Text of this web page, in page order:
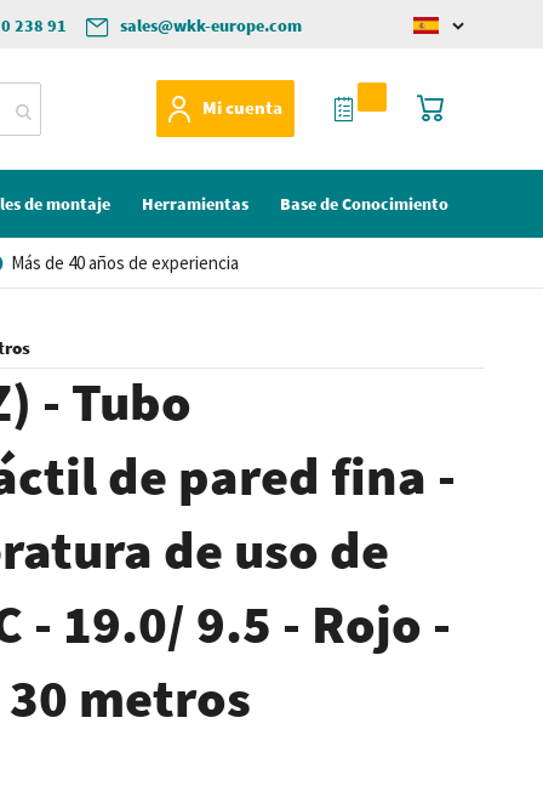
sales@wkk-europe.com
238 91
Change
Mi cuenta
Mi cesta
Mi Cotización
de montaje Herramientas Base de Conocimiento
Más de 40 años de experiencia
- Tubo
de pared fina -
de uso de
- 19.0/ 9.5 - Rojo -
metros